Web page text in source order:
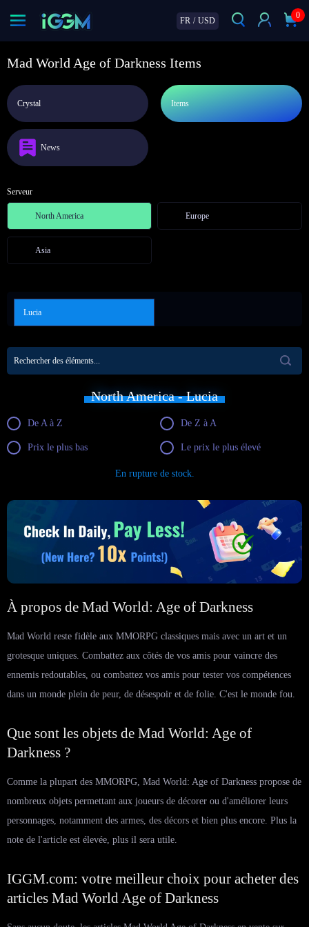
FR / USD
0
Mad World Age of Darkness Items
Crystal Items
News
Serveur
North America Europe
Asia
Lucia
North America - Lucia
De A à Z De Z à A
Prix le plus bas Le prix le plus élevé
En rupture de stock.
À propos de Mad World: Age of Darkness
Mad World reste fidèle aux MMORPG classiques mais avec un art et un
grotesque uniques. Combattez aux côtés de vos amis pour vaincre des
ennemis redoutables, ou combattez vos amis pour tester vos compétences
dans un monde plein de peur, de désespoir et de folie. C'est le monde fou.
Que sont les objets de Mad World: Age of
Darkness ?
Comme la plupart des MMORPG, Mad World: Age of Darkness propose de
nombreux objets permettant aux joueurs de décorer ou d'améliorer leurs
personnages, notamment des armes, des décors et bien plus encore. Plus la
note de l'article est élevée, plus il sera utile.
IGGM.com: votre meilleur choix pour acheter des
articles Mad World Age of Darkness